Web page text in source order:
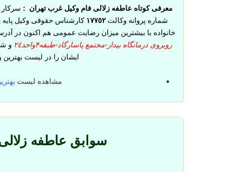
معرفی کوتاه عاطفه زلالی فام وکیل غرب تهران : سرکار
شماره پروانه وکالت١٧٧٥٢ کارشناس حقوقی وکیل
خانواده با بیشترین میزان رضایت عمومی هم اکنون در
روبروی درمانگاه بیدار-مجتمع پاسارگاد-طبقه۴واحد٢٤
و
ایشان را در لیست
مشاهده لیست
سوابق عاطفه